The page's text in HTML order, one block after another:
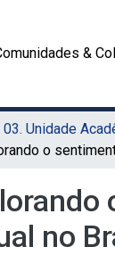
&
no